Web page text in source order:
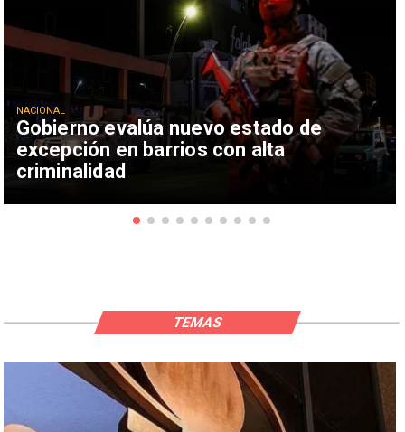
Gobierno evalúa nuevo estado de
excepción en barrios con alta
criminalidad
NACIONAL
TEMAS